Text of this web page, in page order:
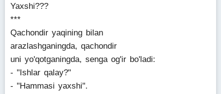
Yaxshi???
***
Qachondir yaqining bilan
arazlashganingda, qachondir
uni yo'qotganingda, senga og'ir bo'ladi:
- "Ishlar qalay?"
- "Hammasi yaxshi".